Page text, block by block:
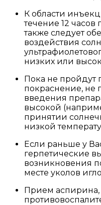
К области
течение 12 часов
также следует
воздействия
низких или
Пока не пройдут
покраснение, не
введения
высокой
принятии
низкой
Если раньше у
герпетические
возникновения
месте уколов
Прием